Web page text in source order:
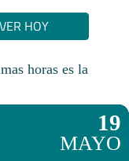
VER HOY
horas es la
19
MAYO